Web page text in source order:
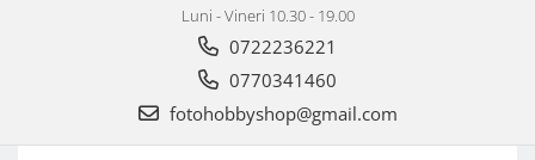
Obiective foto DSLR (SH)
Obiective foto SLR (pe film) (SH)
Accesorii pentru obiective ,
SECOND HAND
Luni - Vineri 10.30 - 19.00
0722236221
0770341460
fotohobbyshop@gmail.com